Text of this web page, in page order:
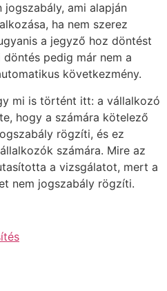
ami alapján
ha nem szerez
a jegyző hoz döntést
pedig már nem a
következmény.
mi is történt itt: a vállalkozó
hogy a számára kötelező
rögzíti, és ez
számára. Mire az
a vizsgálatot, mert a
nem jogszabály rögzíti.